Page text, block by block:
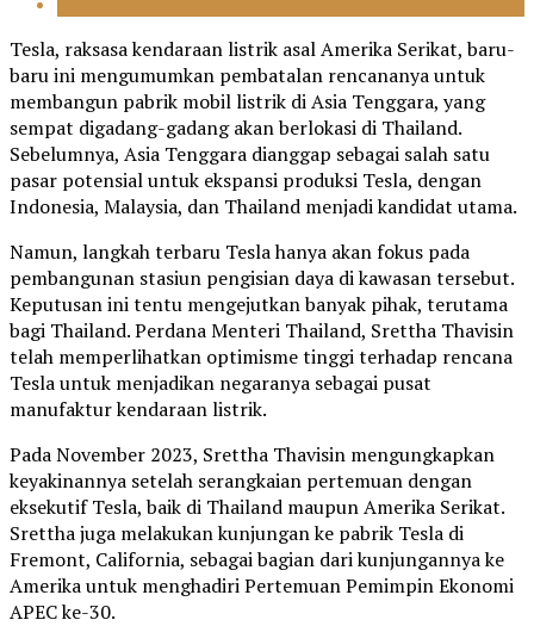
Tesla, raksasa kendaraan listrik asal Amerika Serikat, baru-
baru ini mengumumkan pembatalan rencananya untuk
membangun pabrik mobil listrik di Asia Tenggara, yang
sempat digadang-gadang akan berlokasi di Thailand.
Sebelumnya, Asia Tenggara dianggap sebagai salah satu
pasar potensial untuk ekspansi produksi Tesla, dengan
Indonesia, Malaysia, dan Thailand menjadi kandidat utama.
Namun, langkah terbaru Tesla hanya akan fokus pada
pembangunan stasiun pengisian daya di kawasan tersebut.
Keputusan ini tentu mengejutkan banyak pihak, terutama
bagi Thailand. Perdana Menteri Thailand, Srettha Thavisin
telah memperlihatkan optimisme tinggi terhadap rencana
Tesla untuk menjadikan negaranya sebagai pusat
manufaktur kendaraan listrik.
Pada November 2023, Srettha Thavisin mengungkapkan
keyakinannya setelah serangkaian pertemuan dengan
eksekutif Tesla, baik di Thailand maupun Amerika Serikat.
Srettha juga melakukan kunjungan ke pabrik Tesla di
Fremont, California, sebagai bagian dari kunjungannya ke
Amerika untuk menghadiri Pertemuan Pemimpin Ekonomi
APEC ke-30.